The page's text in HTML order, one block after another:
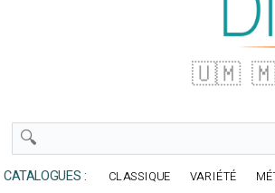
🇺🇲
CATALOGUES : CLASSIQUE VARIÉTÉ